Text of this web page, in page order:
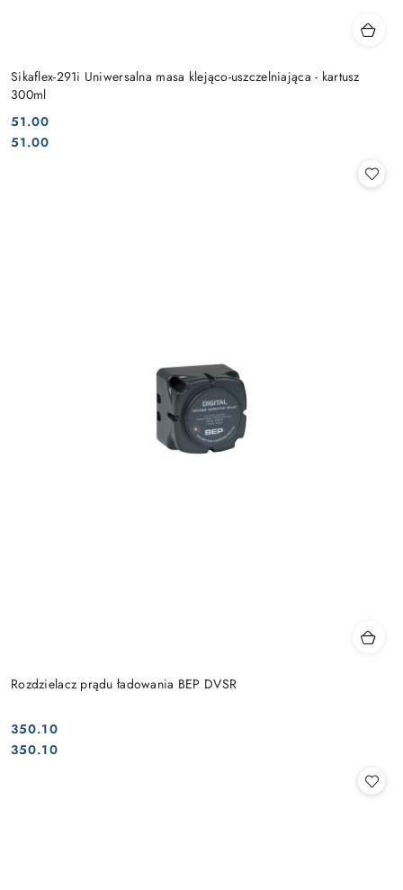
Sikaflex-291i Uniwersalna masa klejąco-uszczelniająca - kartusz
300ml
Cena:
51.00
Cena:
51.00
Rozdzielacz prądu ładowania BEP DVSR
Cena:
350.10
Cena:
350.10